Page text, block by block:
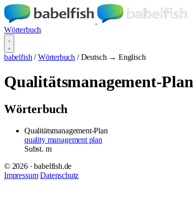
Wörterbuch
babelfish / Wörterbuch / Deutsch → Englisch
Qualitätsmanagement-Plan
Wörterbuch
Qualitätsmanagement-Plan
quality management plan
Subst. m
© 2026 · babelfish.de
Impressum Datenschutz